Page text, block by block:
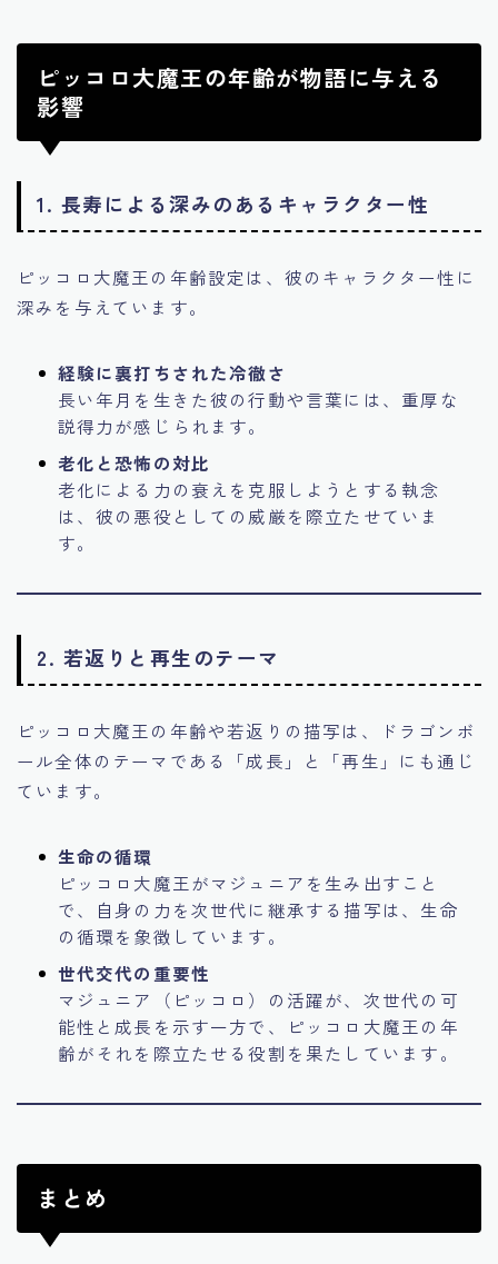
ピッコロ大魔王の年齢が物語に与える
影響
1. 長寿による深みのあるキャラクター性
ピッコロ大魔王の年齢設定は、彼のキャラクター性に
深みを与えています。
経験に裏打ちされた冷徹さ
長い年月を生きた彼の行動や言葉には、重厚な
説得力が感じられます。
老化と恐怖の対比
老化による力の衰えを克服しようとする執念
は、彼の悪役としての威厳を際立たせていま
す。
2. 若返りと再生のテーマ
ピッコロ大魔王の年齢や若返りの描写は、ドラゴンボ
ール全体のテーマである「成長」と「再生」にも通じ
ています。
生命の循環
ピッコロ大魔王がマジュニアを生み出すこと
で、自身の力を次世代に継承する描写は、生命
の循環を象徴しています。
世代交代の重要性
マジュニア（ピッコロ）の活躍が、次世代の可
能性と成長を示す一方で、ピッコロ大魔王の年
齢がそれを際立たせる役割を果たしています。
まとめ